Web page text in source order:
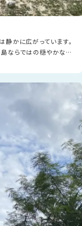
かに広がっています。
ならではの穏やかな空